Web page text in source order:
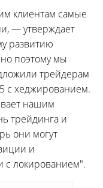
клиентам самые
— утверждает
развитию
поэтому мы
трейдерам
с хеджированием.
нашим
трейдинга и
они могут
и
с локированием".